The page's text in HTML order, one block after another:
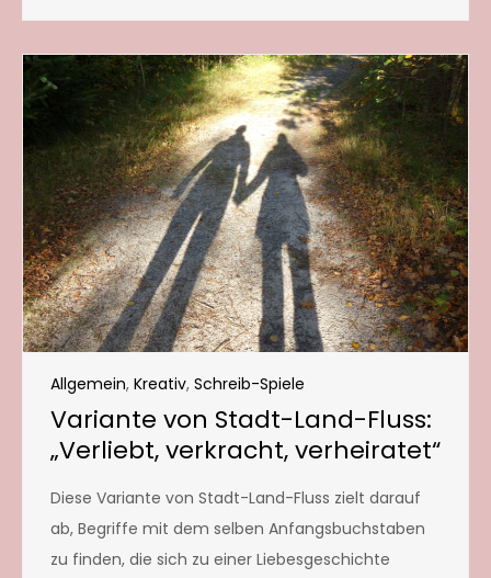
Allgemein, Kreativ, Schreib-Spiele
Variante von Stadt-Land-Fluss:
„Verliebt, verkracht, verheiratet“
Diese Variante von Stadt-Land-Fluss zielt darauf
ab, Begriffe mit dem selben Anfangsbuchstaben
zu finden, die sich zu einer Liebesgeschichte